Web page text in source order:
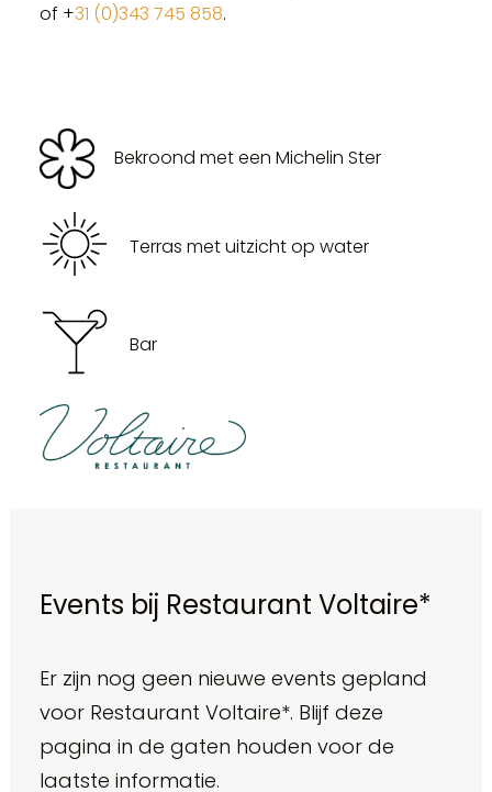
of +31 (0)343 745 858.
Bekroond met een Michelin Ster
Terras met uitzicht op water
Bar
Events bij Restaurant Voltaire*
Er zijn nog geen nieuwe events gepland
voor Restaurant Voltaire*. Blijf deze
pagina in de gaten houden voor de
laatste informatie.